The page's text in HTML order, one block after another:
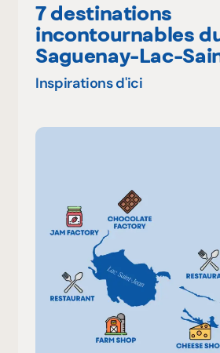
7 destinations
incontournables
Saguenay-Lac-
Inspirations d'ici